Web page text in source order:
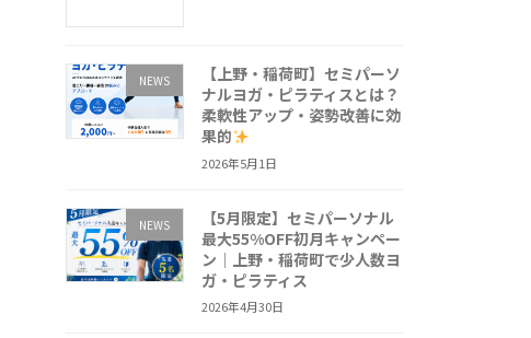
NEWS
【上野・稲荷町】セミパーソ
ナルヨガ・ピラティスとは？
柔軟性アップ・姿勢改善に効
果的
2026年5月1日
NEWS
【5月限定】セミパーソナル
最大55%OFF初月キャンペー
ン｜上野・稲荷町で少人数ヨ
ガ・ピラティス
2026年4月30日